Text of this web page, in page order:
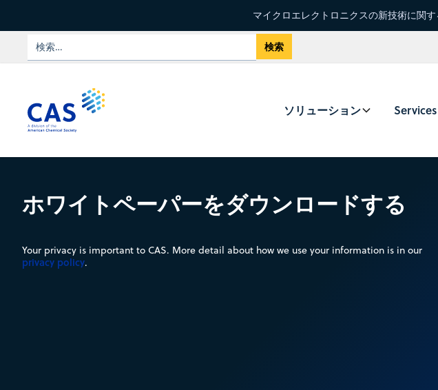
マイクロエレクトロニクスの新技術に関
ソリューション Services
ホワイトペーパーをダウンロードする
Your privacy is important to CAS. More detail about how we use your information is in our
privacy policy.